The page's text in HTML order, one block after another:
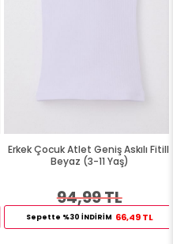
Erkek Çocuk Atlet Geniş Askılı Fitilli
Beyaz (3-11 Yaş)
94,99 TL
Sepette %30 İNDİRİM 66,49 TL